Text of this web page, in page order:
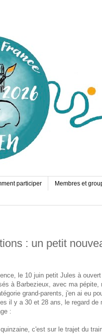
participer Membres et
: un petit
le 10 juin petit Jules à
à Barbezieux, avec ma
grand-parents, j'en ai eu
il y a 30 et 28 ans, le regard
:
c'est sur le trajet du